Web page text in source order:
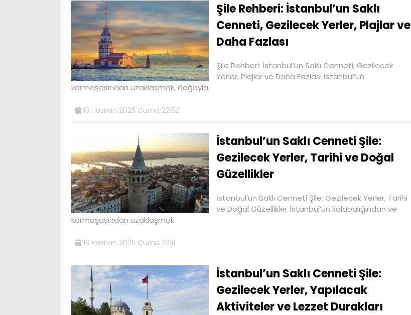
Şile Rehberi: İstanbul’un Saklı
Cenneti, Gezilecek Yerler, Plajlar ve
Daha Fazlası
Şile Rehberi: İstanbul’un Saklı Cenneti, Gezilecek
Yerler, Plajlar ve Daha Fazlası İstanbul’un
karmaşasından uzaklaşmak, doğayla
13 Haziran 2025 Cuma 22:52
İstanbul’un Saklı Cenneti Şile:
Gezilecek Yerler, Tarihi ve Doğal
Güzellikler
İstanbul’un Saklı Cenneti Şile: Gezilecek Yerler, Tarihi
ve Doğal Güzellikler İstanbul’un kalabalığından ve
karmaşasından uzaklaşmak
13 Haziran 2025 Cuma 22:11
İstanbul’un Saklı Cenneti Şile:
Gezilecek Yerler, Yapılacak
Aktiviteler ve Lezzet Durakları